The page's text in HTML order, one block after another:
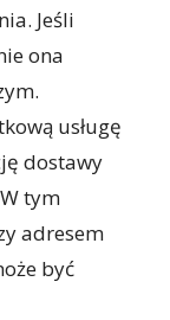
Jeśli
ona
usługę
dostawy
tym
adresem
być